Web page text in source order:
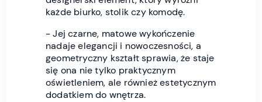
każde biurko, stolik czy komodę.
- Jej czarne, matowe wykończenie
nadaje elegancji i nowoczesności, a
geometryczny kształt sprawia, że staje
się ona nie tylko praktycznym
oświetleniem, ale również estetycznym
dodatkiem do wnętrza.